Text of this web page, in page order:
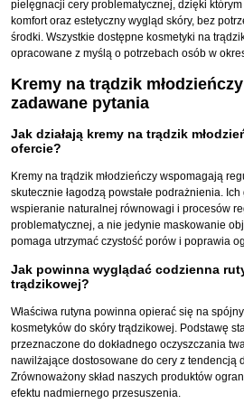
pielęgnacji cery problematycznej, dzięki
komfort oraz estetyczny wygląd skóry, bez
środki. Wszystkie dostępne kosmetyki na
opracowane z myślą o potrzebach osób w
Kremy na trądzik
zadawane pytania
Jak działają kremy na trądzik
ofercie?
Kremy na trądzik młodzieńczy wspomagają
skutecznie łagodzą powstałe podrażnienia.
wspieranie naturalnej równowagi i procesów
problematycznej, a nie jedynie maskowanie
pomaga utrzymać czystość porów i poprawia
Jak powinna wyglądać codzienna
trądzikowej?
Właściwa rutyna powinna opierać się na
kosmetyków do skóry trądzikowej. Podstawę
przeznaczone do dokładnego oczyszczania
nawilżające dostosowane do cery z tendencją
Zrównoważony skład naszych produktów
efektu nadmiernego przesuszenia.